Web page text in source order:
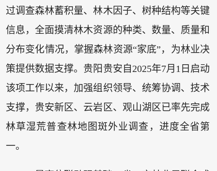
过调查森林蓄积量、林木因子、树种结构等关键
信息，全面摸清林木资源的种类、数量、质量和
分布变化情况，掌握森林资源“家底”，为林业决
策提供数据支撑。贵阳贵安自2025年7月1日启动
该项工作以来，加强组织领导、统筹协调、技术
支撑，贵安新区、云岩区、观山湖区已率先完成
林草湿荒普查林地图斑外业调查，进度全省第
一。